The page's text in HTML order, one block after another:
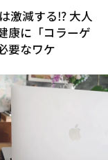
激減する⁉ 大人
康に「コラーゲ
要なワケ